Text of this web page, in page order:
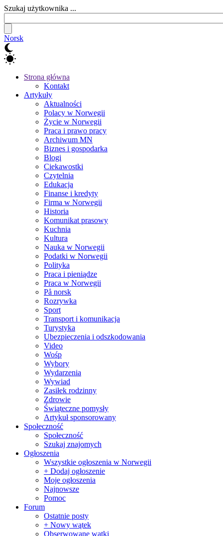
Szukaj użytkownika ...
Norsk
Strona główna
Kontakt
Artykuły
Aktualności
Polacy w Norwegii
Życie w Norwegii
Praca i prawo pracy
Archiwum MN
Biznes i gospodarka
Blogi
Ciekawostki
Czytelnia
Edukacja
Finanse i kredyty
Firma w Norwegii
Historia
Komunikat prasowy
Kuchnia
Kultura
Nauka w Norwegii
Podatki w Norwegii
Polityka
Praca i pieniądze
Praca w Norwegii
På norsk
Rozrywka
Sport
Transport i komunikacja
Turystyka
Ubezpieczenia i odszkodowania
Video
Wośp
Wybory
Wydarzenia
Wywiad
Zasiłek rodzinny
Zdrowie
Świąteczne pomysły
Artykuł sponsorowany
Społeczność
Społeczność
Szukaj znajomych
Ogłoszenia
Wszystkie ogłoszenia w Norwegii
+ Dodaj ogłoszenie
Moje ogłoszenia
Najnowsze
Pomoc
Forum
Ostatnie posty
+ Nowy wątek
Obserwowane wątki